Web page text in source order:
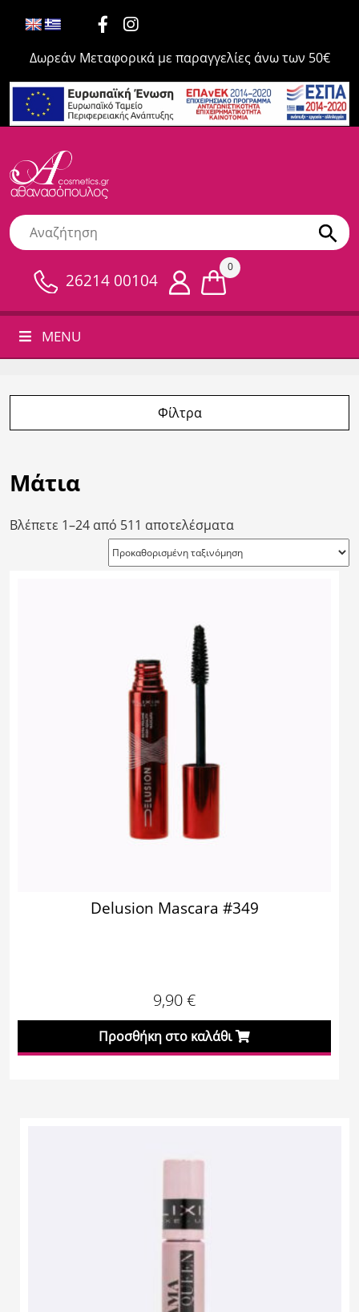
Δωρεάν Μεταφορικά με παραγγελίες άνω των 50€
26214 00104
0
MENU
Φίλτρα
Μάτια
Βλέπετε 1–24 από 511 αποτελέσματα
Delusion Mascara #349
9,90€
Προσθήκη στο καλάθι